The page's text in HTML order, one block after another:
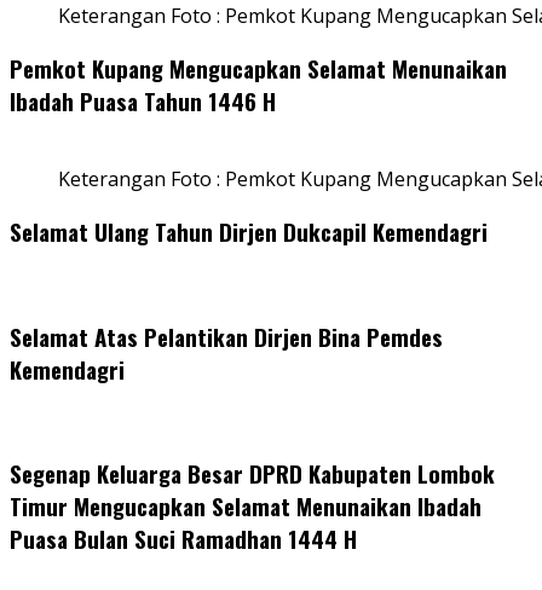
Keterangan Foto : Pemkot Kupang Mengucapkan
Pemkot Kupang Mengucapkan Selamat Menunaikan
Ibadah Puasa Tahun 1446 H
Keterangan Foto : Pemkot Kupang Mengucapkan
Selamat Ulang Tahun Dirjen Dukcapil Kemendagri
Selamat Atas Pelantikan Dirjen Bina Pemdes
Kemendagri
Segenap Keluarga Besar DPRD Kabupaten Lombok
Timur Mengucapkan Selamat Menunaikan Ibadah
Puasa Bulan Suci Ramadhan 1444 H